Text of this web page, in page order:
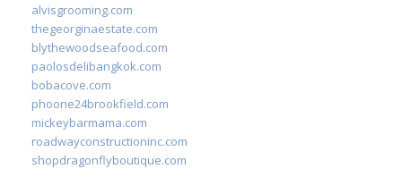
alvisgrooming.com
thegeorginaestate.com
blythewoodseafood.com
paolosdelibangkok.com
bobacove.com
phoone24brookfield.com
mickeybarmama.com
roadwayconstructioninc.com
shopdragonflyboutique.com